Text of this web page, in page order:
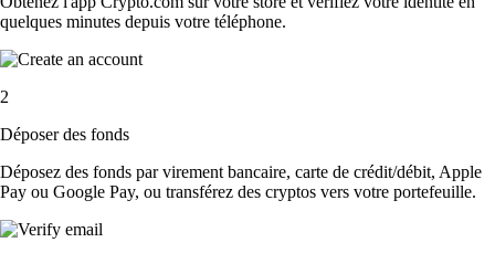
quelques minutes depuis votre téléphone.
2
Déposer des fonds
Déposez des fonds par virement bancaire, carte de crédit/débit, Apple
Pay ou Google Pay, ou transférez des cryptos vers votre portefeuille.